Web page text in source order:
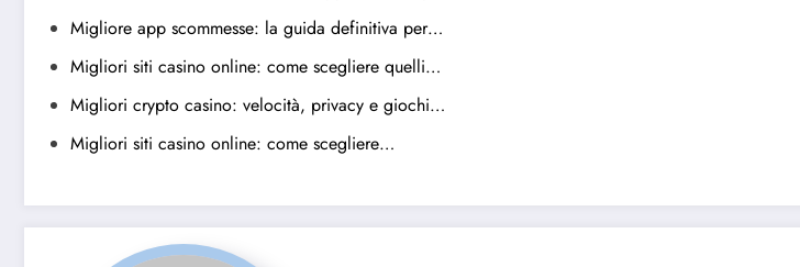
Migliore app scommesse: la guida definitiva per…
Migliori siti casino online: come scegliere quelli…
Migliori crypto casino: velocità, privacy e giochi…
Migliori siti casino online: come scegliere…